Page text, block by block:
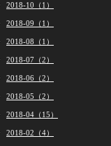
2018-10（1）
2018-09（1）
2018-08（1）
2018-07（2）
2018-06（2）
2018-05（2）
2018-04（15）
2018-02（4）